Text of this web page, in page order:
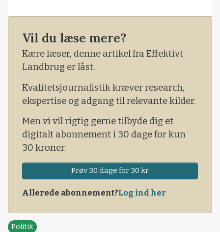
Vil du læse mere?
Kære læser, denne artikel fra Effektivt
Landbrug er låst.
Kvalitetsjournalistik kræver research,
ekspertise og adgang til relevante kilder.
Men vi vil rigtig gerne tilbyde dig et
digitalt abonnement i 30 dage for kun
30 kroner.
Prøv 30 dage for 30 kr
Allerede abonnement?Log ind her
Politik